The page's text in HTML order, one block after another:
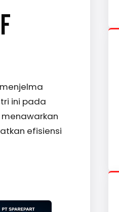
menjelma
ini pada
efisiensi